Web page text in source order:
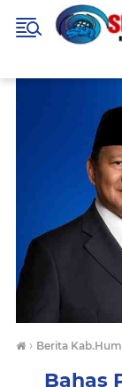
› Berita
Bahas